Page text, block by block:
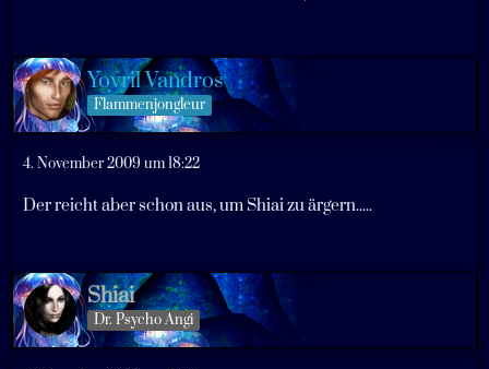
Yovril Vandros
Flammenjongleur
4. November 2009 um 18:22
Der reicht aber schon aus, um Shiai zu ärgern.....
Shiai
Dr. Psycho Angi